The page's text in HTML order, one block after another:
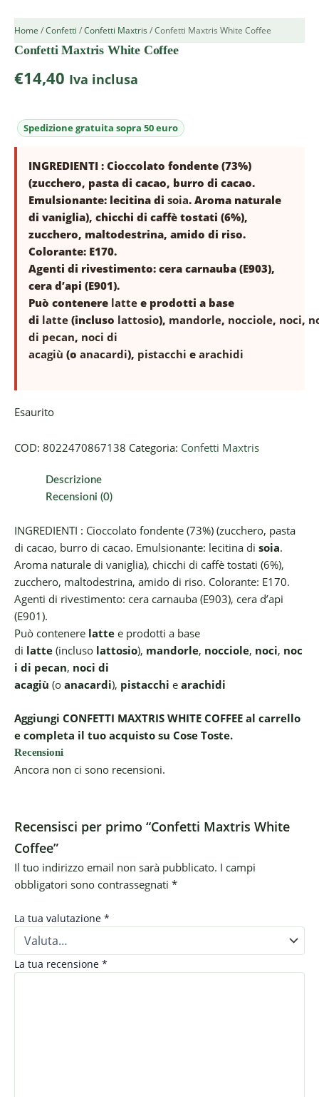
Home /Confetti /Confetti Maxtris / Confetti Maxtris White Coffee
Confetti Maxtris White Coffee
€14,40 Iva inclusa
INGREDIENTI : Cioccolato fondente (73%)
(zucchero, pasta di cacao, burro di cacao.
Emulsionante: lecitina di soia. Aroma naturale
di vaniglia), chicchi di caffè tostati (6%),
zucchero, maltodestrina, amido di riso.
Colorante: E170.
Agenti di rivestimento: cera carnauba (E903),
cera d’api (E901).
Può contenere latte e prodotti a base
di latte (incluso lattosio), mandorle, nocciole, noci,
di pecan, noci di
acagiù (o anacardi), pistacchi e arachidi
Esaurito
COD: 8022470867138 Categoria: Confetti Maxtris
Descrizione
Recensioni (0)
INGREDIENTI : Cioccolato fondente (73%) (zucchero, pasta
di cacao, burro di cacao. Emulsionante: lecitina di soia.
Aroma naturale di vaniglia), chicchi di caffè tostati (6%),
zucchero, maltodestrina, amido di riso. Colorante: E170.
Agenti di rivestimento: cera carnauba (E903), cera d’api
(E901).
Può contenere latte e prodotti a base
di latte (incluso lattosio), mandorle, nocciole, noci, noc
i di pecan, noci di
acagiù (o anacardi), pistacchi e arachidi
Aggiungi CONFETTI MAXTRIS WHITE COFFEE al carrello
e completa il tuo acquisto su Cose Toste.
Recensioni
Ancora non ci sono recensioni.
Recensisci per primo “Confetti Maxtris White
Coffee”
Il tuo indirizzo email non sarà pubblicato. I campi
obbligatori sono contrassegnati *
La tua valutazione *
La tua recensione *